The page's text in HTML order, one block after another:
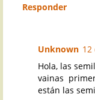
Responder
Unknown 12
Hola, las
vainas
están las